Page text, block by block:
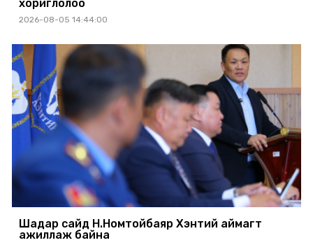
хориглолоо
2026-08-05 14:44:00
Шадар сайд Н.Номтойбаяр Хэнтий аймагт
ажиллаж байна